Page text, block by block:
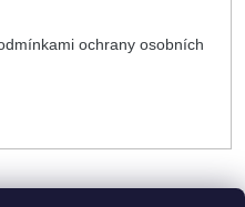
ochrany osobních